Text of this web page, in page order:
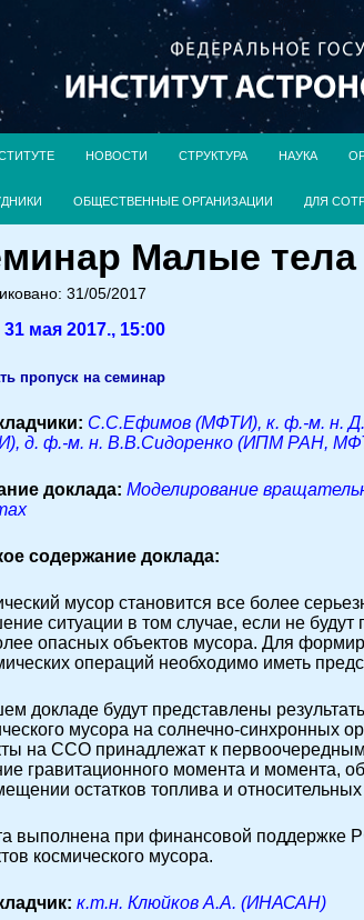
НОВОСТИ СТРУКТУРА НАУКА
ОБЩЕСТВЕННЫЕ ОРГАНИЗАЦИИ ДЛЯ
Малые тела
31/05/2017
31 мая 2017., 15:00
пропуск на семинар
С.С.Ефимов (МФТИ), к. ф.-м. н.
д. ф.-м. н. В.В.Сидоренко (ИПМ РАН,
доклада: Моделирование
содержание доклада:
мусор становится все более
ситуации в том случае, если не
опасных объектов мусора. Для
операций необходимо иметь
докладе будут представлены
мусора на солнечно-синхронных
на ССО принадлежат к
гравитационного момента и момента,
остатков топлива и
выполнена при финансовой поддержке
космического мусора.
к.т.н. Клюйков А.А. (ИНАСАН)